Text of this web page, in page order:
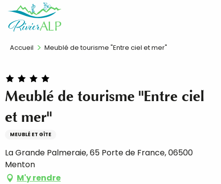
contenu
FR
Accueil Meublé de tourisme "Entre ciel et mer"
Meublé de tourisme "Entre ciel
et mer"
MEUBLÉ ET GÎTE
La Grande Palmeraie, 65 Porte de France, 06500
Menton
M'y rendre